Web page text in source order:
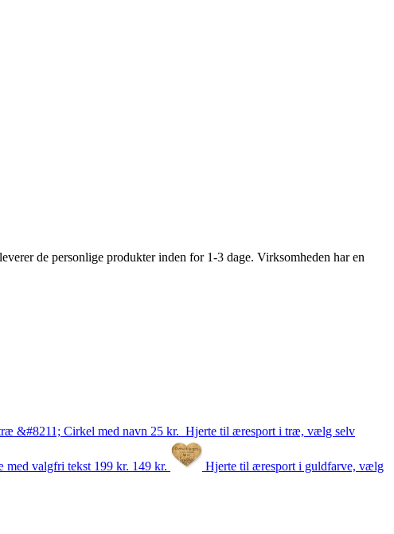
de personlige produkter inden for 1‑3 dage. Virksomheden har en
&#8211; Cirkel med navn 25 kr. Hjerte til æresport i træ, vælg selv
med valgfri tekst 199 kr. 149 kr.
Hjerte til æresport i guldfarve, vælg